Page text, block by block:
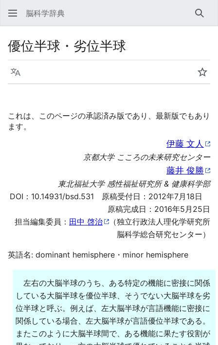
脳科学辞典 検索
優位半球・劣位半球
言語 ウ
これは、このページの承認済み版であり、最新版でもあり
ます。
伊藤 文人
京都大学 こころの未来研究センター
藤井 俊勝
東北福祉大学 感性福祉研究所 & 健康科学部
DOI： 10.14931/bsd.531 原稿受付日：2012年7月18日
原稿完成日：2016年5月25日
担当編集委員： 田中 啓治
（独立行政法人理化学研究所
脳科学総合研究センター）
英語名: dominant hemisphere・minor hemisphere
左右の大脳半球のうち、ある特定の機能に密接に関係
している大脳半球を優位半球、そうでない大脳半球を劣
位半球と呼ぶ。例えば、左大脳半球が言語機能に密接に
関係している場合、左大脳半球が言語優位半球である。
またこのように大脳半球間で、ある機能に果たす役割が